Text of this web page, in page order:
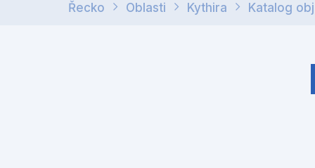
Řecko Oblasti Kythira Katalog